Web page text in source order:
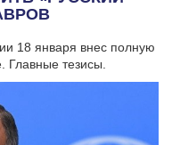
18 января внес полную
Главные тезисы.